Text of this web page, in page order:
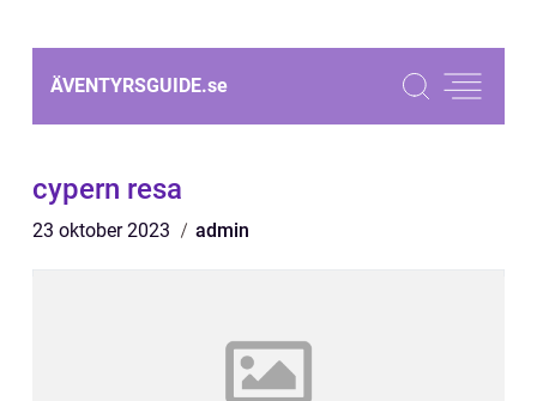
ÄVENTYRSGUIDE.se
cypern resa
23 oktober 2023 admin